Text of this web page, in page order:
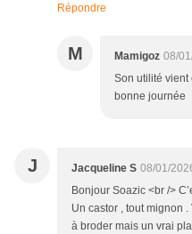
Répondre
M Mamigoz 08/
Son utilité vient
bonne journée
J Jacqueline S 08/01/
Bonjour Soazic <br />
Un castor , tout mignon
à broder mais un vrai